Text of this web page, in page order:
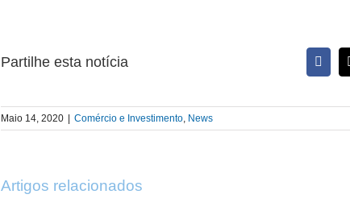
Partilhe esta notícia
Maio 14, 2020 | Comércio e Investimento, News
Artigos relacionados